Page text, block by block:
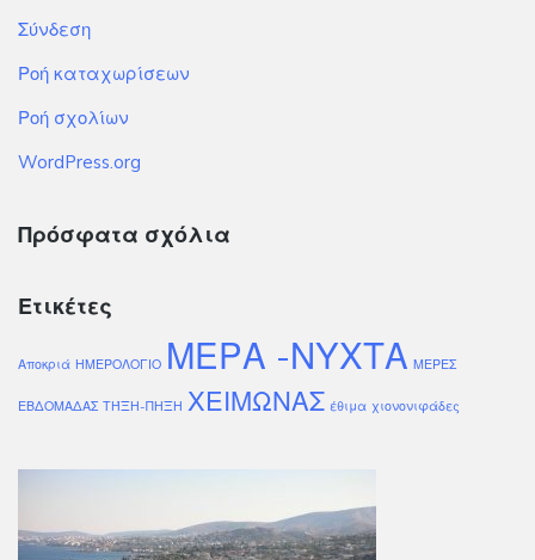
Σύνδεση
Ροή καταχωρίσεων
Ροή σχολίων
WordPress.org
Πρόσφατα σχόλια
Ετικέτες
Αποκριά ΗΜΕΡΟΛΟΓΙΟ ΜΕΡΑ -ΝΥΧΤΑ ΜΕΡΕΣ
ΕΒΔΟΜΑΔΑΣ ΤΉΞΗ-ΠΗΞΗ ΧΕΙΜΩΝΑΣ έθιμα χιονονιφάδες